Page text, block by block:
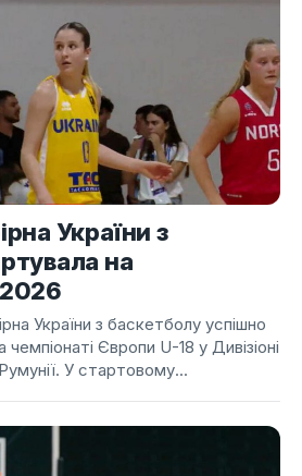
України з
на
України з баскетболу успішно
Європи U-18 у Дивізіоні
У стартовому...